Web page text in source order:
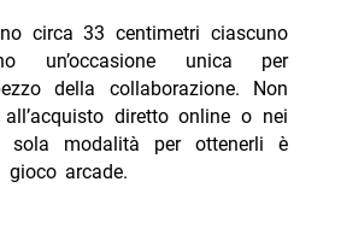
circa 33 centimetri ciascuno
un’occasione unica per
della collaborazione. Non
diretto online o nei
sola modalità per ottenerli è
arcade.